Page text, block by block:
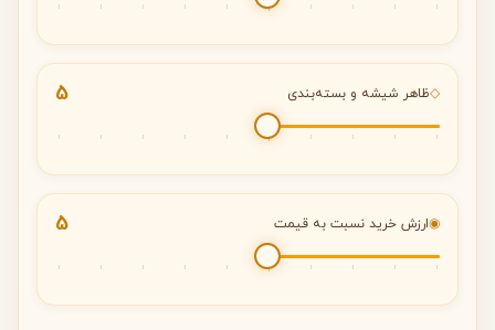
◇ظاهر شیشه و بسته‌بندی 5
◉ارزش خرید نسبت به قیمت 5